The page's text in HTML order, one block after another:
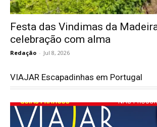
Festa das Vindimas da
celebração com alma
Redação - Jul 8, 2026
VIAJAR Escapadinhas em Portugal